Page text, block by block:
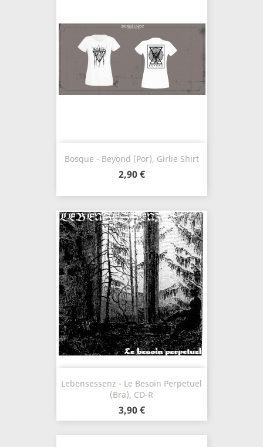
Bosque - Beyond (Por), Girlie Shirt
2,90 €
Lebensessenz - Le Besoin Perpetuel
(Bra), CD-R
3,90 €